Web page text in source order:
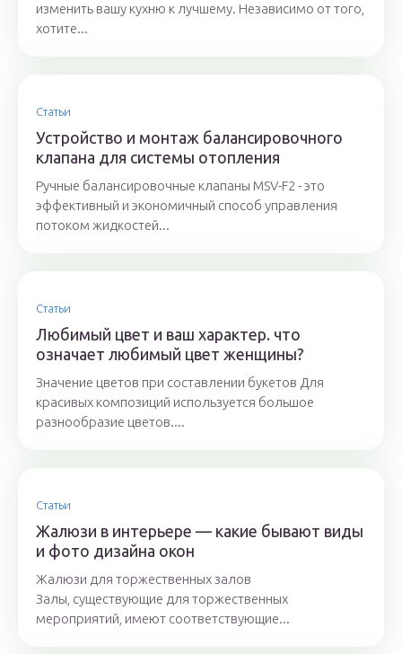
изменить вашу кухню к лучшему. Независимо от того,
хотите...
Статьи
Устройство и монтаж балансировочного
клапана для системы отопления
Ручные балансировочные клапаны MSV-F2 - это
эффективный и экономичный способ управления
потоком жидкостей...
Статьи
Любимый цвет и ваш характер. что
означает любимый цвет женщины?
Значение цветов при составлении букетов Для
красивых композиций используется большое
разнообразие цветов....
Статьи
Жалюзи в интерьере — какие бывают виды
и фото дизайна окон
Жалюзи для торжественных залов
Залы, существующие для торжественных
мероприятий, имеют соответствующие...